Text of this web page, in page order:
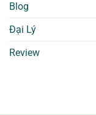
Blog
Đại Lý
Review